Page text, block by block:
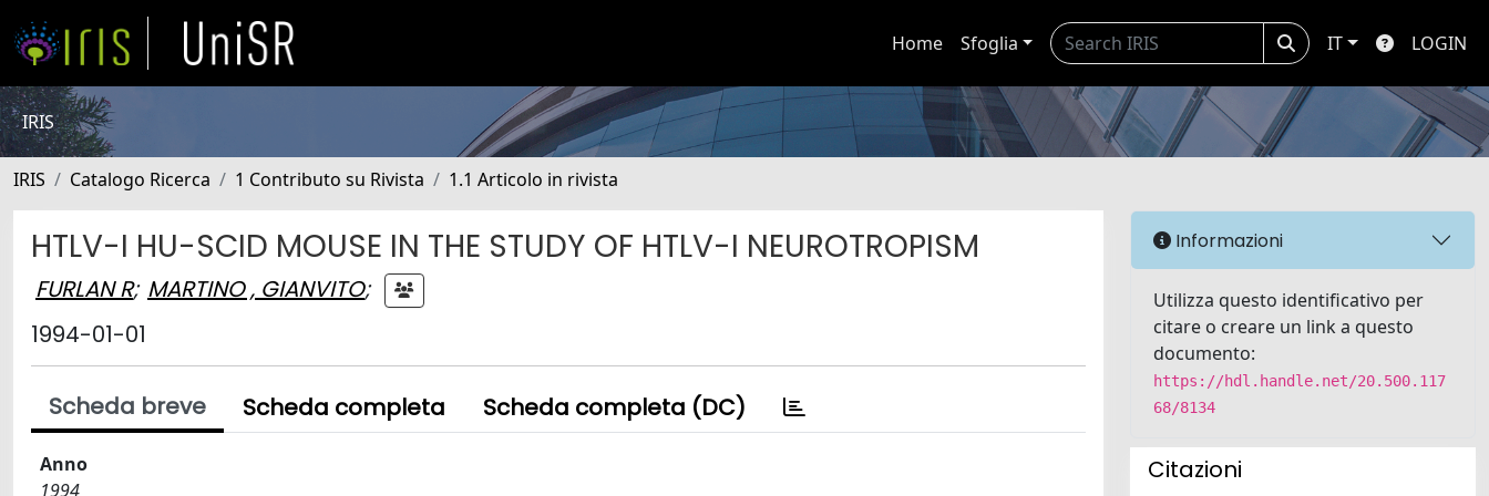
Home Sfoglia IT LOGIN
IRIS
IRIS Catalogo Ricerca 1 Contributo su Rivista 1.1 Articolo in rivista
HTLV-I HU-SCID MOUSE IN THE STUDY OF HTLV-I NEUROTROPISM
FURLAN R; MARTINO , GIANVITO;
1994-01-01
Scheda breve Scheda completa Scheda completa (DC)
Anno
1994
Informazioni
Utilizza questo identificativo per
citare o creare un link a questo
documento:
https://hdl.handle.net/20.500.117
68/8134
Citazioni